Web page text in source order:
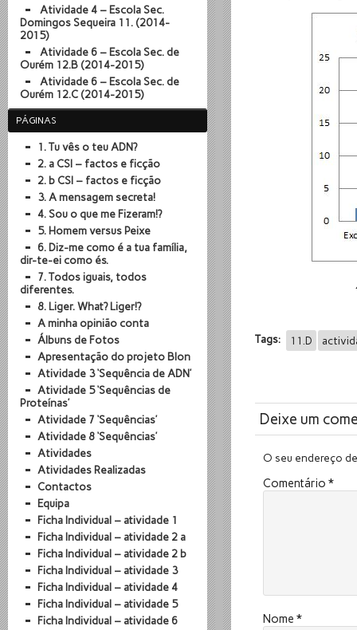
versus Peixe"
Tags: 11.D
Deixe um
O seu endereço
Comentário *
Nome *
Atividade 4 – Escola Sec.
Domingos Sequeira 11. (2014-
2015)
Atividade 6 – Escola Sec. de
Ourém 12.B (2014-2015)
Atividade 6 – Escola Sec. de
Ourém 12.C (2014-2015)
PÁGINAS
1. Tu vês o teu ADN?
2. a CSI – factos e ficção
2. b CSI – factos e ficção
3. A mensagem secreta!
4. Sou o que me Fizeram!?
5. Homem versus Peixe
6. Diz-me como é a tua família,
dir-te-ei como és.
7. Todos iguais, todos
diferentes.
8. Liger. What? Liger!?
A minha opinião conta
Álbuns de Fotos
Apresentação do projeto BIon
Atividade 3 ‘Sequência de ADN’
Atividade 5 ‘Sequências de
Proteínas’
Atividade 7 ‘Sequências’
Atividade 8 ‘Sequências’
Atividades
Atividades Realizadas
Contactos
Equipa
Ficha Individual – atividade 1
Ficha Individual – atividade 2 a
Ficha Individual – atividade 2 b
Ficha Individual – atividade 3
Ficha Individual – atividade 4
Ficha Individual – atividade 5
Ficha Individual – atividade 6